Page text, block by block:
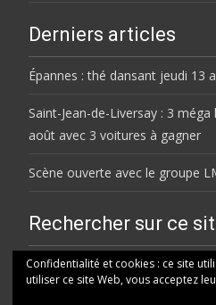
Derniers articles
Épannes : thé dansant jeudi 13
Saint-Jean-de-Liversay : 3
août avec 3 voitures à gagner
Scène ouverte avec le groupe
Rechercher sur ce
Rechercher
Confidentialité et cookies : ce site
utiliser ce site Web, vous acceptez